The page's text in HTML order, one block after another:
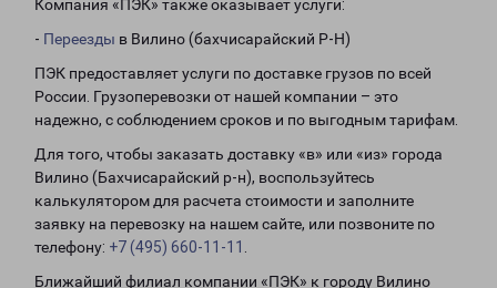
Компания «ПЭК» также оказывает услуги:
- Переезды в Вилино (бахчисарайский Р-Н)
ПЭК предоставляет услуги по доставке грузов по всей
России. Грузоперевозки от нашей компании – это
надежно, с соблюдением сроков и по выгодным тарифам.
Для того, чтобы заказать доставку «в» или «из» города
Вилино (Бахчисарайский р-н), воспользуйтесь
калькулятором для расчета стоимости и заполните
заявку на перевозку на нашем сайте, или позвоните по
телефону: +7 (495) 660-11-11
Ближайший филиал компании «ПЭК» к городу Вилино